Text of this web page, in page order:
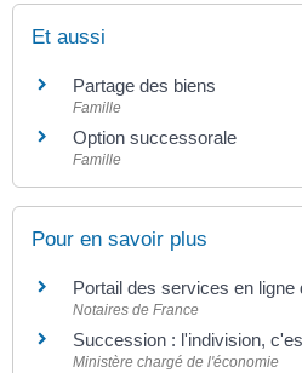
Et aussi
Partage des biens
Famille
Option successorale
Famille
Pour en savoir plus
Portail des services en
Notaires de France
Succession : l'indivision,
Ministère chargé de l'économie